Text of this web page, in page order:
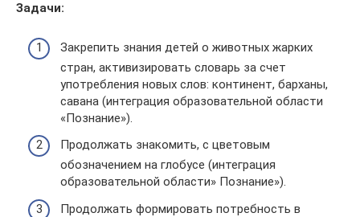
Задачи:
Закрепить знания детей о животных жарких
стран, активизировать словарь за счет
употребления новых слов: континент, барханы,
савана (интеграция образовательной области
«Познание»).
Продолжать знакомить, с цветовым
обозначением на глобусе (интеграция
образовательной области» Познание»).
Продолжать формировать потребность в